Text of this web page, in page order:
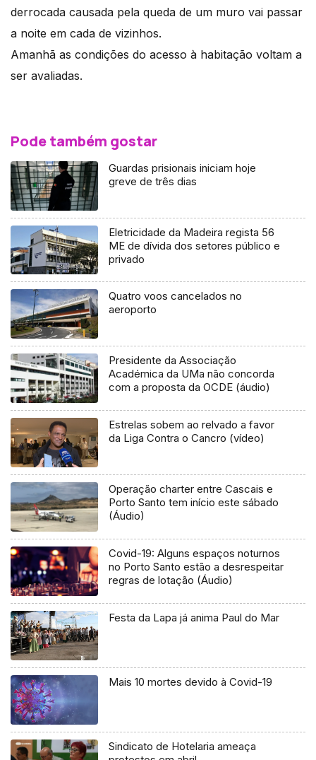
derrocada causada pela queda de um muro vai passar
a noite em cada de vizinhos.
Amanhã as condições do acesso à habitação voltam a
ser avaliadas.
Pode também gostar
Guardas prisionais iniciam hoje
greve de três dias
Eletricidade da Madeira regista 56
ME de dívida dos setores público e
privado
Quatro voos cancelados no
aeroporto
Presidente da Associação
Académica da UMa não concorda
com a proposta da OCDE (áudio)
Estrelas sobem ao relvado a favor
da Liga Contra o Cancro (vídeo)
Operação charter entre Cascais e
Porto Santo tem início este sábado
(Áudio)
Covid-19: Alguns espaços noturnos
no Porto Santo estão a desrespeitar
regras de lotação (Áudio)
Festa da Lapa já anima Paul do Mar
Mais 10 mortes devido à Covid-19
Sindicato de Hotelaria ameaça